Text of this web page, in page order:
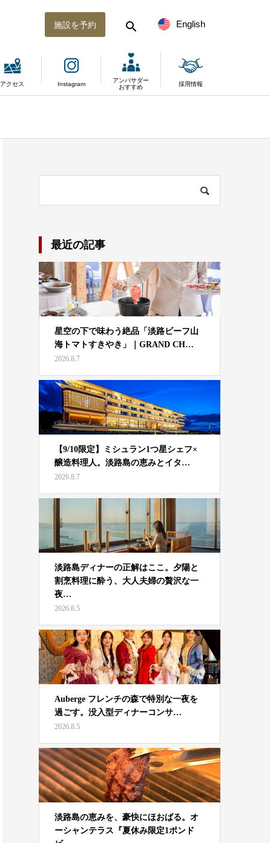
English
施設を予約
アクセス Instagram
アンバサダー
おすすめ
採用情報
最近の記事
星空の下で味わう絶品「淡路ビーフ山
海トマトすきやき」｜GRAND CH…
2026.8.7
【9/10限定】ミシュラン1つ星シェフ×
醸造料理人。淡路島の恵みとイタ…
2026.8.7
淡路島ディナーの正解はここ。夕陽と
割烹料理に酔う、大人夫婦の贅沢な一
夜…
2026.8.5
Auberge フレンチの森で特別な一夜を
過ごす。没入型ディナーコンサ…
2026.8.5
淡路島の恵みを、豪快にほおばる。オ
ーシャンテラス『夏休み限定1ポンド